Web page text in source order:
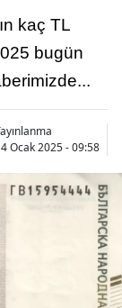
kaç TL
bugün
Ocak 2025 - 09:58